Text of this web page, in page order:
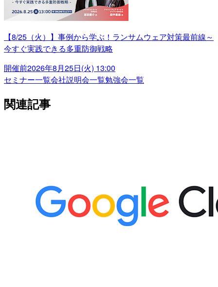
【8/25（火）】事例から学ぶ！ランサムウェア対策最前線～
今すぐ実践できる多重防御戦略
開催前2026年8月25日(火) 13:00
セミナー一覧会社説明会一覧勉強会一覧
関連記事